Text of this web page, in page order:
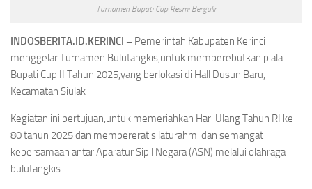
Turnamen Bupati Cup Resmi Bergulir
INDOSBERITA.ID.KERINCI – Pemerintah Kabupaten Kerinci
menggelar Turnamen Bulutangkis,untuk memperebutkan piala
Bupati Cup II Tahun 2025,yang berlokasi di Hall Dusun Baru,
Kecamatan Siulak
Kegiatan ini bertujuan,untuk memeriahkan Hari Ulang Tahun RI ke-
80 tahun 2025 dan mempererat silaturahmi dan semangat
kebersamaan antar Aparatur Sipil Negara (ASN) melalui olahraga
bulutangkis.